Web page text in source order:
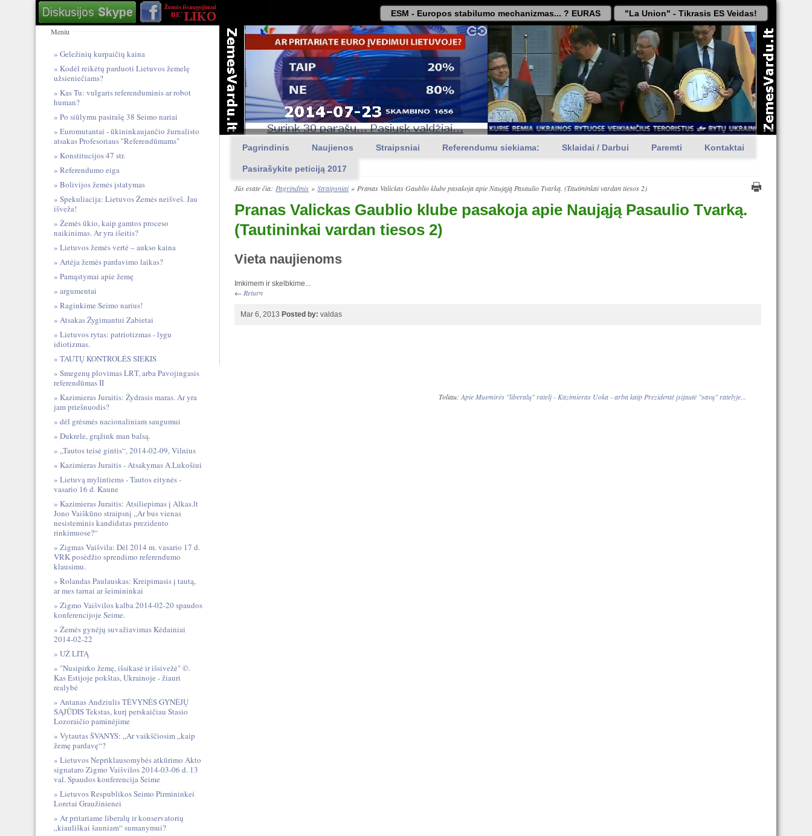
ESM - Europos stabilumo mechanizmas... ? EURAS "La Union" - Tikrasis ES Veidas!
Pagrindinis Naujienos Straipsniai Referendumu siekiama: Sklaidai / Darbui Paremti Kontaktai
Pasirašykite peticiją 2017
Jūs esate čia: Pagrindinis »Straipsniai » Pranas Valickas Gaublio klube pasakoja apie Naująją Pasaulio Tvarką. (Tautininkai vardan tiesos 2)
Pranas Valickas Gaublio klube pasakoja apie Naująją Pasaulio Tvarką.
(Tautininkai vardan tiesos 2)
Vieta naujienoms
Imkimem ir skelbkime...
← Return
Mar 6, 2013Posted by: valdas
Meniu
Geležinių kurpaičių kaina
Kodėl reikėtų parduoti Lietuvos žemelę
užsieniečiams?
Kas Tu: vulgari​s referendum​inis ar robot
human?
Po siūlymu pasirašę 38 Seimo nariai
Euromutantai - ūkininkaujančio žurnalisto
atsakas Profesoriaus "Referendūmams"
Konstitucijos 47 str.
Referendumo eiga
Bolivijos žemės įstatymas
Spekuliacija: Lietuvos Žemės neišveš. Jau
išveža!
Žemės ūkio, kaip gamtos proceso
naikinimas. Ar yra išeitis?
Lietuvos žemės vertė – aukso kaina
Artėja žemės pardavimo laikas?
Pamąstymai apie žemę
argumentai
Raginkime Seimo narius!
Atsakas Žygimantui Zabietai
Lietuvos rytas: patriotizmas - lygu
idiotizmas.
TAUTŲ KONTROLĖS SIEKIS
Smegenų plovimas LRT, arba Pavojingasis
referendūmas II
Kazimieras Juraitis: Žydrasis maras. Ar yra
jam priešnuodis?
dėl grėsmės nacionaliniam saugumui
Dukrele, grąžink man balsą.
„Tautos teisė gintis“, 2014-02-09, Vilnius
Kazimieras Juraitis - Atsakymas A.Lukošiui
Lietuvą mylintiems - Tautos eitynės -
vasario 16 d. Kaune
Kazimieras Juraitis: Atsiliepimas į Alkas.lt
Jono Vaiškūno straipsnį „Ar bus vienas
nesisteminis kandidatas prezidento
rinkimuose?“
Zigmas Vaišvila: Dėl 2014 m. vasario 17 d.
VRK posėdžio sprendimo referendumo
klausimu.
Rolandas Paulauskas: Kreipimasis į tautą,
ar mes tarnai ar šeimininkai
Zigmo Vaišvilos kalba 2014-02-20 spaudos
konferencijoje Seime.
Žemės gynėjų suvažiavimas Kėdainiai
2014-02-22
UŽ LITĄ
"Nusipirko žemę, išsikasė ir išsivežė" ©.
Kas Estijoje pokštas, Ukrainoje - žiauri
realybė
Antanas Andziulis TĖVYNĖS GYNĖJŲ
SĄJŪDIS Tekstas, kurį perskaičiau Stasio
Lozoraičio paminėjime
Vytautas ŠVANYS: „Ar vaikščiosim „kaip
žemę pardavę“?
Lietuvos Nepriklausomybės atkūrimo Akto
signataro Zigmo Vaišvilos 2014-03-06 d. 13
val. Spaudos konferencija Seime
Lietuvos Respublikos Seimo Pirmininkei
Loretai Graužinienei
Ar pritariame liberalų ir konservatorių
„kiauliškai šauniam“ sumanymui?
Toliau: Apie Musmirės "liberalų" ratelį - Kazimieras Uoka - arba kaip Prezidentė įsijautė "savų" ratelyje...